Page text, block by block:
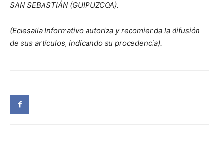
SAN SEBASTIÁN (GUIPUZCOA).
(Eclesalia Informativo autoriza y recomienda la difusión
de sus artículos, indicando su procedencia).